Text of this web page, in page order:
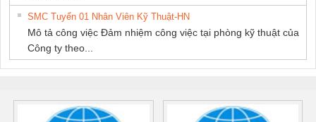
SMC Tuyển 01 Nhân Viên Kỹ Thuật-HN
Mô tả công việc Đảm nhiệm công việc tại phòng kỹ thuật của
Công ty theo...